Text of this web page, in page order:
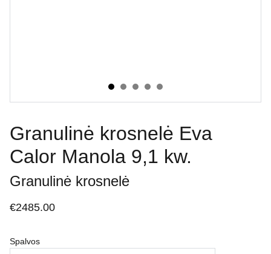
Granulinė krosnelė Eva
Calor Manola 9,1 kw.
Granulinė krosnelė
€2485.00
Spalvos